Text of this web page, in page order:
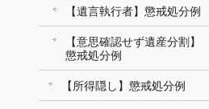
【遺言執行者】懲戒処分例
【意思確認せず遺産分割】
懲戒処分例
【所得隠し】懲戒処分例